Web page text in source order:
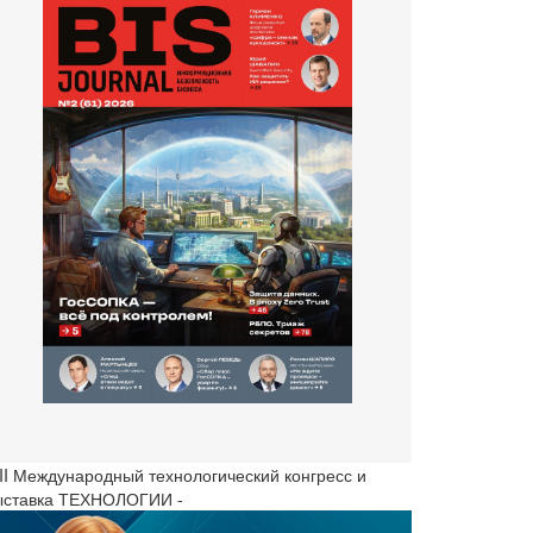
Международный технологический конгресс и
ТЕХНОЛОГИИ -